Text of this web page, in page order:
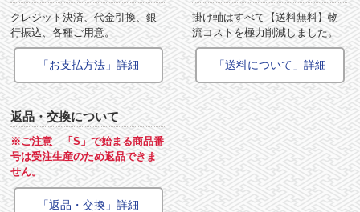
クレジット決済、代金引換、銀
行振込、各種ご用意。
「お支払方法」詳細
掛け軸はすべて【送料無料】物
流コストを極力削減しました。
「送料について」詳細
返品・交換について
※ご注意 「S」で始まる商品番
号は受注生産のため返品できま
せん。
「返品・交換」詳細